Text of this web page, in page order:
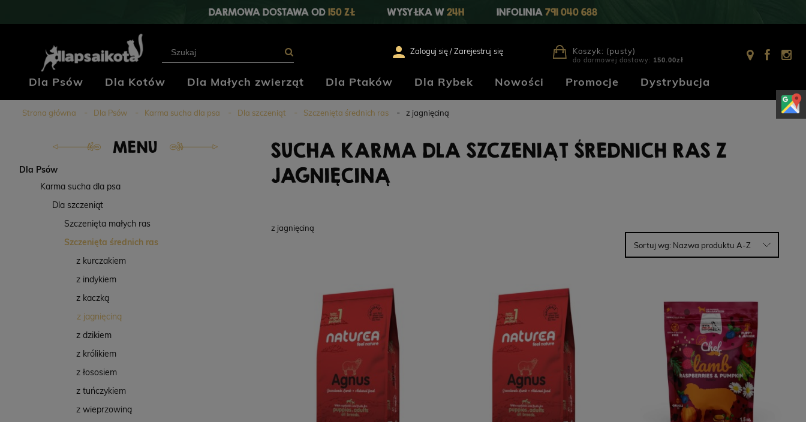
DARMOWA DOSTAWA OD 150 ZŁ WYSYŁKA W 24H INFOLINIA 791 040 688
Zaloguj się / Zarejestruj się Koszyk: (pusty)
do darmowej dostawy: 150.00zł
Dla Psów Dla Kotów Dla Małych zwierząt Dla Ptaków Dla Rybek Nowości Promocje
Dystrybucja
Klub Hodowców
Blog Kontakt
Strona główna Dla Psów Karma sucha dla psa Dla szczeniąt Szczenięta średnich ras z jagnięciną
MENU
Dla Psów
Karma sucha dla psa
Dla szczeniąt
Szczenięta małych ras
Szczenięta średnich ras
z kurczakiem
z indykiem
z kaczką
z jagnięciną
z dzikiem
z królikiem
z łososiem
z tuńczykiem
z wieprzowiną
SUCHA KARMA DLA SZCZENIĄT ŚREDNICH RAS Z
JAGNIĘCINĄ
z jagnięciną
Sortuj wg: Nazwa produktu A-Z